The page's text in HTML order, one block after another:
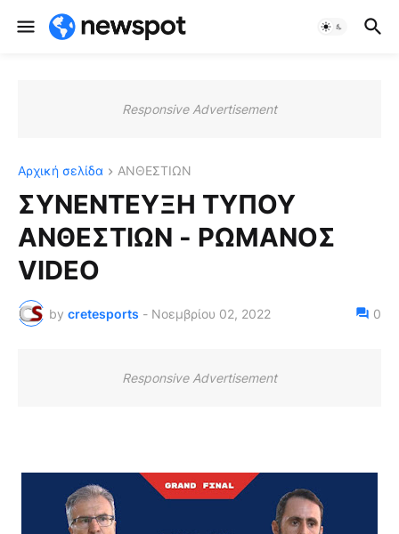
Responsive Advertisement
Αρχική σελίδα ΑΝΘΕΣΤΙΩΝ
ΣΥΝΕΝΤΕΥΞΗ ΤΥΠΟΥ
ΑΝΘΕΣΤΙΩΝ - ΡΩΜΑΝΟΣ
VIDEO
by cretesports - Νοεμβρίου 02, 2022 0
Responsive Advertisement